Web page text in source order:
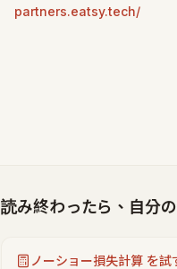
partners.eatsy.tech/
読み終わったら、自分
ノーショー損失計算 を